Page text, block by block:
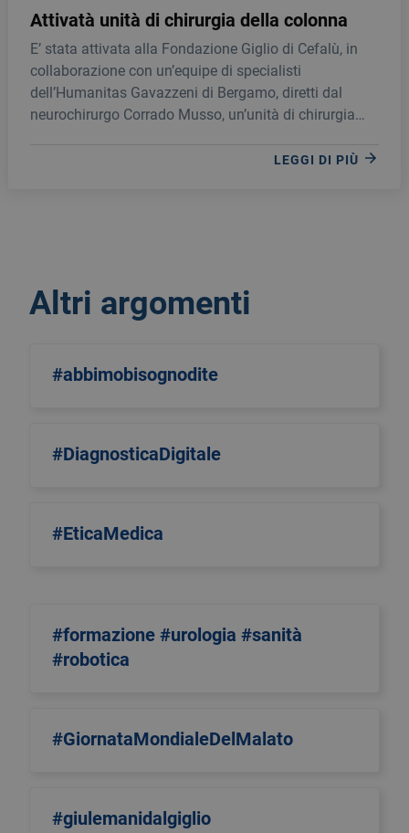
Attivatà unità di chirurgia della colonna
E’ stata attivata alla Fondazione Giglio di Cefalù, in
collaborazione con un’equipe di specialisti
dell’Humanitas Gavazzeni di Bergamo, diretti dal
neurochirurgo Corrado Musso, un’unità di chirurgia
ortopedico Giuseppe Perrucchini dell’ortopedia del
LEGGI DI PIÙ
Altri argomenti
#abbimobisognodite
#DiagnosticaDigitale
#EticaMedica
#formazione #urologia #sanità
#robotica
#GiornataMondialeDelMalato
#giulemanidalgiglio